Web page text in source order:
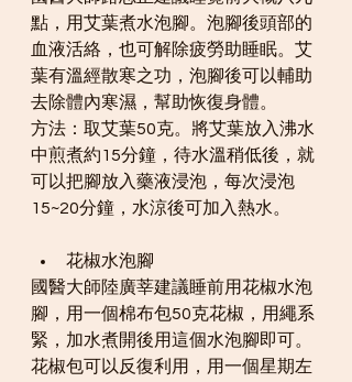
點，用艾葉煮水泡腳。泡腳後頭部的
血液活絡，也可解除疲勞助睡眠。艾
葉有溫經散寒之功，泡腳後可以輔助
去除體內寒濕，幫助恢復身體。
方法：取艾葉50克。將艾葉放入沸水
中煎煮約15分鐘，待水溫稍低後，就
可以把腳放入藥液浸泡，每次浸泡
15~20分鐘，水涼後可加入熱水。
花椒水泡腳
國醫大師陸廣莘建議睡前用花椒水泡
腳，用一個棉布包50克花椒，用繩系
緊，加水煮開後用這個水泡腳即可。
花椒包可以反復利用，用一個星期左